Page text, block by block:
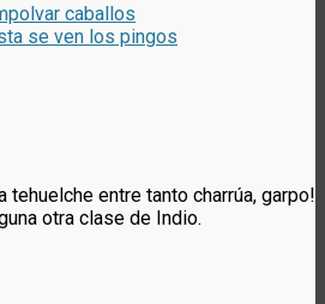
caballos
se ven los pingos
tehuelche entre tanto charrúa, garpo!
otra clase de Indio.